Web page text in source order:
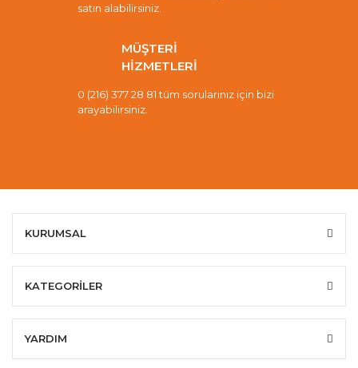
satın alabilirsiniz.
MÜŞTERİ
HİZMETLERİ
0 (216) 377 28 81 tüm sorularınız için bizi
arayabilirsiniz.
KURUMSAL
KATEGORİLER
YARDIM